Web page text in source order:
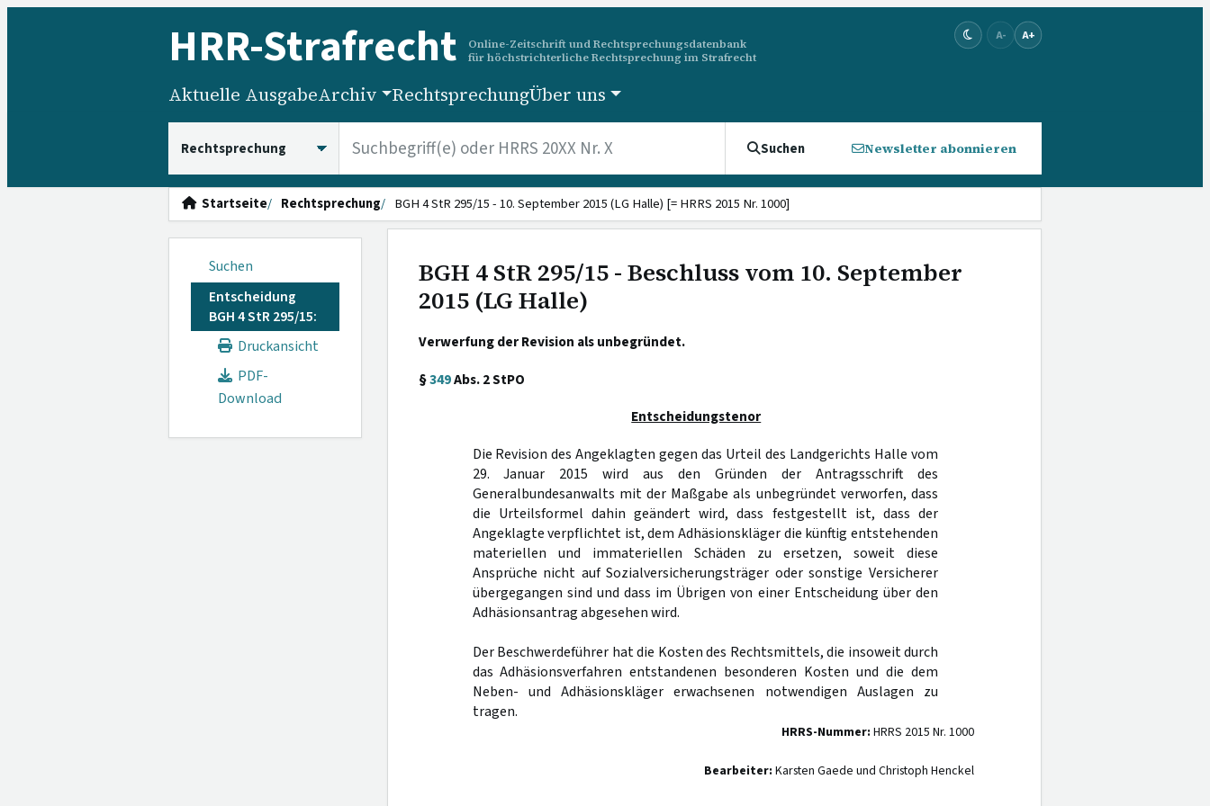
HRR-Strafrecht
Online-Zeitschrift und Rechtsprechungsdatenbank
für höchstrichterliche Rechtsprechung im Strafrecht
A- A+
Aktuelle AusgabeArchiv RechtsprechungÜber uns
Suchen Newsletter abonnieren
Startseite Rechtsprechung BGH 4 StR 295/15 - 10. September 2015 (LG Halle) [= HRRS 2015 Nr. 1000]
Suchen
Entscheidung
BGH 4 StR 295/15:
Druckansicht
PDF-
Download
BGH 4 StR 295/15 - Beschluss vom 10. September
2015 (LG Halle)
Verwerfung der Revision als unbegründet.
§349Abs. 2 StPO
Entscheidungstenor
Die Revision des Angeklagten gegen das Urteil des Landgerichts Halle vom
29. Januar 2015 wird aus den Gründen der Antragsschrift des
Generalbundesanwalts mit der Maßgabe als unbegründet verworfen, dass
die Urteilsformel dahin geändert wird, dass festgestellt ist, dass der
Angeklagte verpflichtet ist, dem Adhäsionskläger die künftig entstehenden
materiellen und immateriellen Schäden zu ersetzen, soweit diese
Ansprüche nicht auf Sozialversicherungsträger oder sonstige Versicherer
übergegangen sind und dass im Übrigen von einer Entscheidung über den
Adhäsionsantrag abgesehen wird.
Der Beschwerdeführer hat die Kosten des Rechtsmittels, die insoweit durch
das Adhäsionsverfahren entstandenen besonderen Kosten und die dem
Neben- und Adhäsionskläger erwachsenen notwendigen Auslagen zu
tragen.
HRRS-Nummer: HRRS 2015 Nr. 1000
Bearbeiter: Karsten Gaede und Christoph Henckel